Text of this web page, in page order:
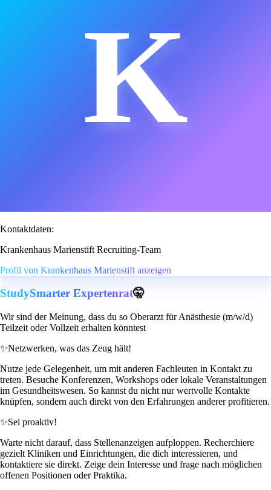
K
Kontaktdaten:
Krankenhaus Marienstift Recruiting-Team
Profil von Krankenhaus Marienstift anzeigen
StudySmarter Expertenrat🤫
Wir sind der Meinung, dass du so Oberarzt für Anästhesie (m/w/d)
Teilzeit oder Vollzeit erhalten könntest
✨Netzwerken, was das Zeug hält!
Nutze jede Gelegenheit, um mit anderen Fachleuten in Kontakt zu
treten. Besuche Konferenzen, Workshops oder lokale Veranstaltungen
im Gesundheitswesen. So kannst du nicht nur wertvolle Kontakte
knüpfen, sondern auch direkt von den Erfahrungen anderer profitieren.
✨Sei proaktiv!
Warte nicht darauf, dass Stellenanzeigen aufploppen. Recherchiere
gezielt Kliniken und Einrichtungen, die dich interessieren, und
kontaktiere sie direkt. Zeige dein Interesse und frage nach möglichen
offenen Positionen oder Praktika.